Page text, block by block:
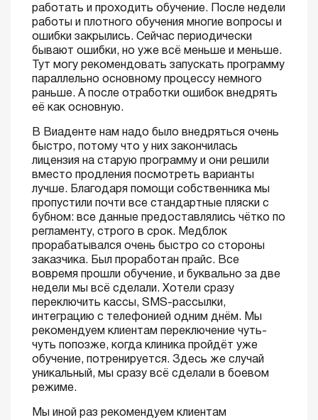
работать и проходить обучение. После недели
работы и плотного обучения многие вопросы и
ошибки закрылись. Сейчас периодически
бывают ошибки, но уже всё меньше и меньше.
Тут могу рекомендовать запускать программу
параллельно основному процессу немного
раньше. А после отработки ошибок внедрять
её как основную.
В Виаденте нам надо было внедряться очень
быстро, потому что у них закончилась
лицензия на старую программу и они решили
вместо продления посмотреть варианты
лучше. Благодаря помощи собственника мы
пропустили почти все стандартные пляски с
бубном: все данные предоставлялись чётко по
регламенту, строго в срок. Медблок
прорабатывался очень быстро со стороны
заказчика. Был проработан прайс. Все
вовремя прошли обучение, и буквально за две
недели мы всё сделали. Хотели сразу
переключить кассы, SMS-рассылки,
интеграцию с телефонией одним днём. Мы
рекомендуем клиентам переключение чуть-
чуть попозже, когда клиника пройдёт уже
обучение, потренируется. Здесь же случай
уникальный, мы сразу всё сделали в боевом
режиме.
Мы иной раз рекомендуем клиентам